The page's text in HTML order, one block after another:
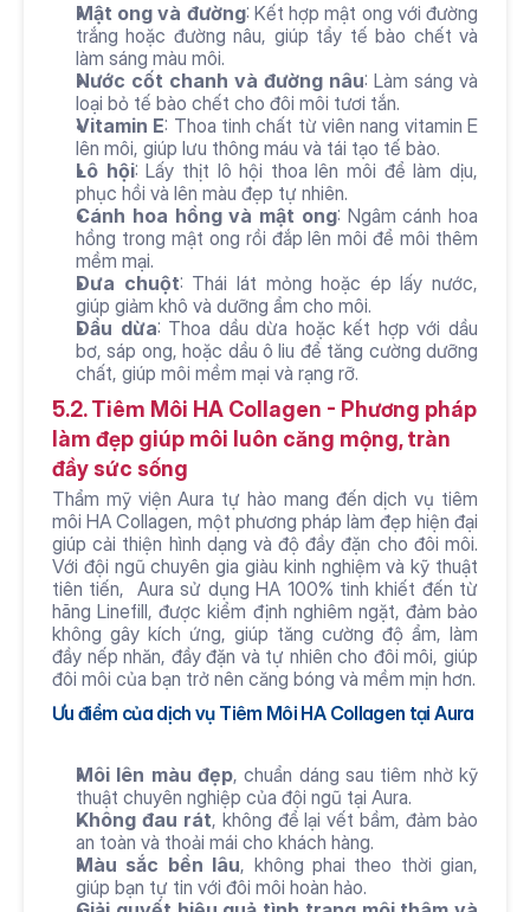
Mật ong và đường: Kết hợp mật ong với đường
trắng hoặc đường nâu, giúp tẩy tế bào chết và
làm sáng màu môi.
Nước cốt chanh và đường nâu: Làm sáng và
loại bỏ tế bào chết cho đôi môi tươi tắn.
Vitamin E: Thoa tinh chất từ viên nang vitamin E
lên môi, giúp lưu thông máu và tái tạo tế bào.
Lô hội: Lấy thịt lô hội thoa lên môi để làm dịu,
phục hồi và lên màu đẹp tự nhiên.
Cánh hoa hồng và mật ong: Ngâm cánh hoa
hồng trong mật ong rồi đắp lên môi để môi thêm
mềm mại.
Dưa chuột: Thái lát mỏng hoặc ép lấy nước,
giúp giảm khô và dưỡng ẩm cho môi.
Dầu dừa: Thoa dầu dừa hoặc kết hợp với dầu
bơ, sáp ong, hoặc dầu ô liu để tăng cường dưỡng
chất, giúp môi mềm mại và rạng rỡ.
5.2. Tiêm Môi HA Collagen - Phương pháp
làm đẹp giúp môi luôn căng mộng, tràn
đầy sức sống
Thẩm mỹ viện Aura tự hào mang đến dịch vụ tiêm
môi HA Collagen, một phương pháp làm đẹp hiện đại
giúp cải thiện hình dạng và độ đầy đặn cho đôi môi.
Với đội ngũ chuyên gia giàu kinh nghiệm và kỹ thuật
tiên tiến,  Aura sử dụng HA 100% tinh khiết đến từ
hãng Linefill, được kiểm định nghiêm ngặt, đảm bảo
không gây kích ứng, giúp tăng cường độ ẩm, làm
đầy nếp nhăn, đầy đặn và tự nhiên cho đôi môi, giúp
đôi môi của bạn trở nên căng bóng và mềm mịn hơn.
Ưu điểm của dịch vụ Tiêm Môi HA Collagen tại Aura
Môi lên màu đẹp, chuẩn dáng sau tiêm nhờ kỹ
thuật chuyên nghiệp của đội ngũ tại Aura.
Không đau rát, không để lại vết bầm, đảm bảo
an toàn và thoải mái cho khách hàng.
Màu sắc bền lâu, không phai theo thời gian,
giúp bạn tự tin với đôi môi hoàn hảo.